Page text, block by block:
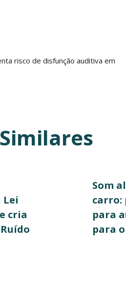
risco de disfunção auditiva em
Lei
cria
Som
carro:
para
para